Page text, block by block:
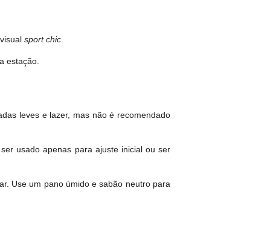
sport chic.
estação.
leves e lazer, mas não é recomendado
usado apenas para ajuste inicial ou ser
Use um pano úmido e sabão neutro para